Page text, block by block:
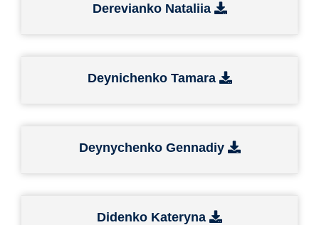
Derevianko Nataliia
Deynichenko Tamara
Deynychenko Gennadiy
Didenko Kateryna